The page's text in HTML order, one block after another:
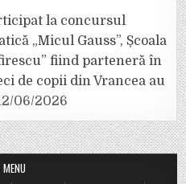
la concursul
„Micul Gauss”, Școala
fiind parteneră în
de copii din Vrancea au
06/2026
MENU